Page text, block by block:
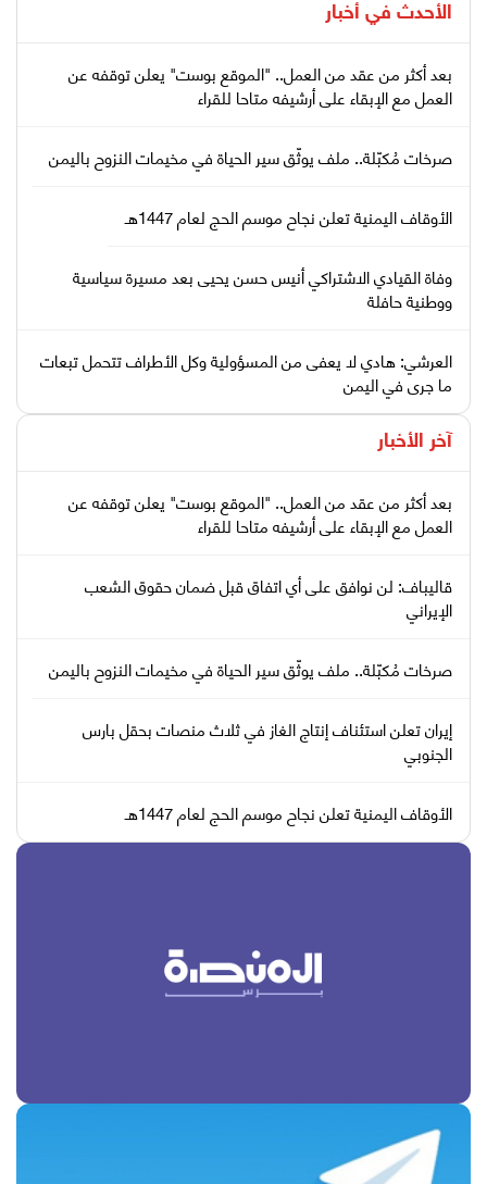
الأحدث في أخبار
بعد أكثر من عقد من العمل.. "الموقع بوست" يعلن توقفه عن
العمل مع الإبقاء على أرشيفه متاحا للقراء
صرخات مُكبّلة.. ملف يوثّق سير الحياة في مخيمات النزوح باليمن
الأوقاف اليمنية تعلن نجاح موسم الحج لعام 1447هـ
وفاة القيادي الاشتراكي أنيس حسن يحيى بعد مسيرة سياسية
ووطنية حافلة
العرشي: هادي لا يعفى من المسؤولية وكل الأطراف تتحمل تبعات
ما جرى في اليمن
آخر الأخبار
بعد أكثر من عقد من العمل.. "الموقع بوست" يعلن توقفه عن
العمل مع الإبقاء على أرشيفه متاحا للقراء
قاليباف: لن نوافق على أي اتفاق قبل ضمان حقوق الشعب
الإيراني
صرخات مُكبّلة.. ملف يوثّق سير الحياة في مخيمات النزوح باليمن
إيران تعلن استئناف إنتاج الغاز في ثلاث منصات بحقل بارس
الجنوبي
الأوقاف اليمنية تعلن نجاح موسم الحج لعام 1447هـ